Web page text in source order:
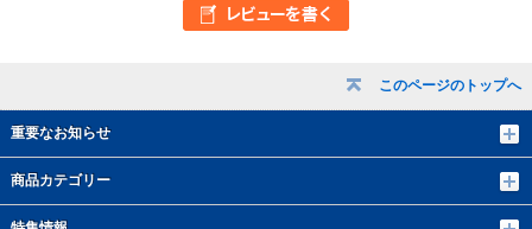
このページのトップへ
重要なお知らせ
商品カテゴリー